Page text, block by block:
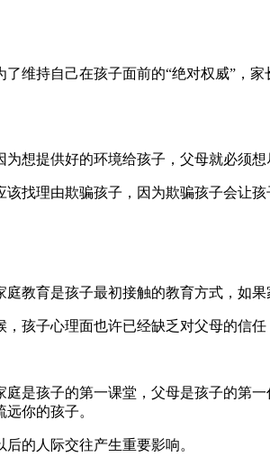
维持自己在孩子面前的“绝对权威”，
想提供好的环境给孩子，父母就必须
找理由欺骗孩子，因为欺骗孩子会让
教育是孩子最初接触的教育方式，如
孩子心理面也许已经缺乏对父母的信
是孩子的第一课堂，父母是孩子的第
你的孩子。
的人际交往产生重要影响。